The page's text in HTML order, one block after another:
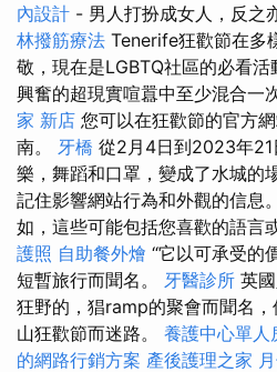
內設計 - 男人打扮成女人，反之
林撥筋療法 Tenerife狂歡節在多
敬，現在是LGBTQ社區的必看活
興奮的超現實喧囂中至少混合一
家 新店 您可以在狂歡節的官方
南。 牙橋 從2月4日到2023年21
樂，舞蹈和口罩，變成了水城的
記住影響網站行為和外觀的信息。
如，這些可能包括您喜歡的語言
護照 自助餐外燴 “它以可承受的
短暫旅行而聞名。 牙醫診所 英
狂野的，猖ramp的聚會而聞名
山狂歡節而迷路。 養護中心單人
的網路行銷方案 產後護理之家